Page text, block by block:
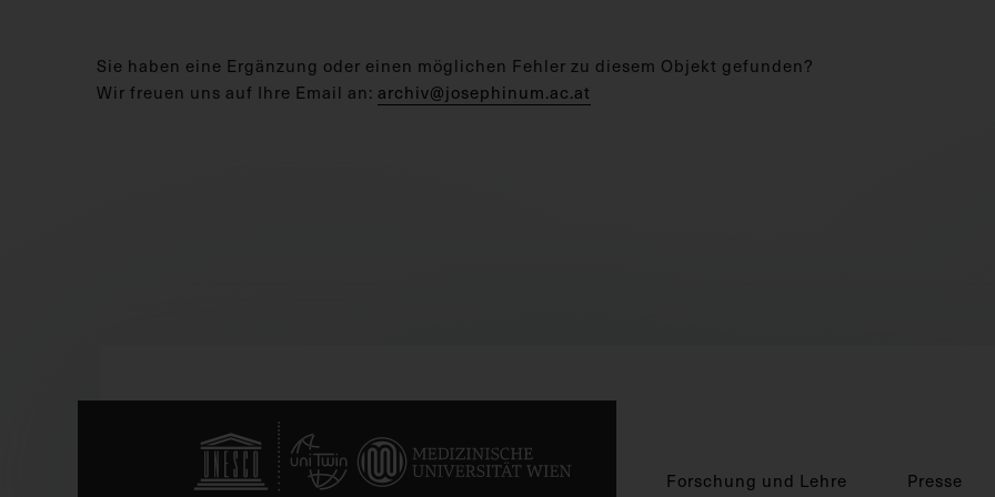
Sie haben eine Ergänzung oder einen möglichen Fehler zu diesem Objekt gefunden?
Wir freuen uns auf Ihre Email an: archiv@josephinum.ac.at
Forschung und Lehre Presse